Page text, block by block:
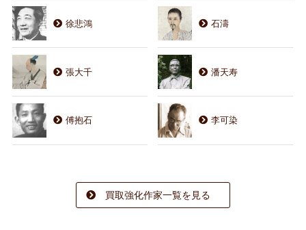
徐悲鴻 石濤
張大千 潘天寿
傅抱石 李可染
買取強化作家一覧を見る